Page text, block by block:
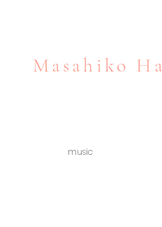
Masahiko
music